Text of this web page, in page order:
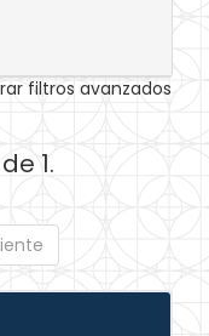
filtros avanzados
1.